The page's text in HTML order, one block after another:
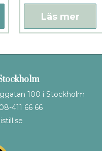
Läs mer
100 i Stockholm
411 66 66